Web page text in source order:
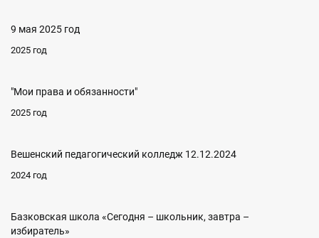
9 мая 2025 год
2025 год
"Мои права и обязанности"
2025 год
Вешенский педагогический колледж 12.12.2024
2024 год
Базковская школа «Сегодня – школьник, завтра –
избиратель»